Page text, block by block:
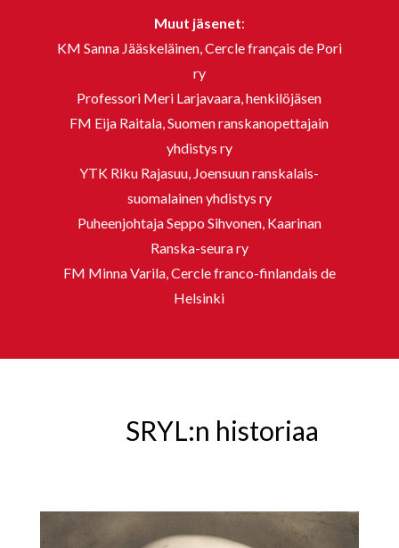
Muut jäsenet:
KM Sanna Jääskeläinen, Cercle français de Pori
ry
Professori Meri Larjavaara, henkilöjäsen
FM Eija Raitala, Suomen ranskanopettajain
yhdistys ry
YTK Riku Rajasuu, Joensuun ranskalais-
suomalainen yhdistys ry
Puheenjohtaja Seppo Sihvonen, Kaarinan
Ranska-seura ry
FM Minna Varila, Cercle franco-finlandais de
Helsinki
SRYL:n historiaa